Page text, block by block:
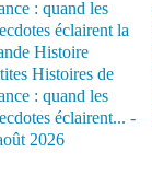
Histoires de
: quand les
éclairent... -
2026